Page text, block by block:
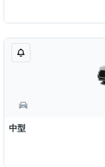
中型